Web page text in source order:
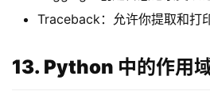
Traceback：允许你提取和打
13. Python 中的作用域